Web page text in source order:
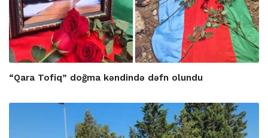
“Qara Tofiq” doğma kəndində dəfn olundu